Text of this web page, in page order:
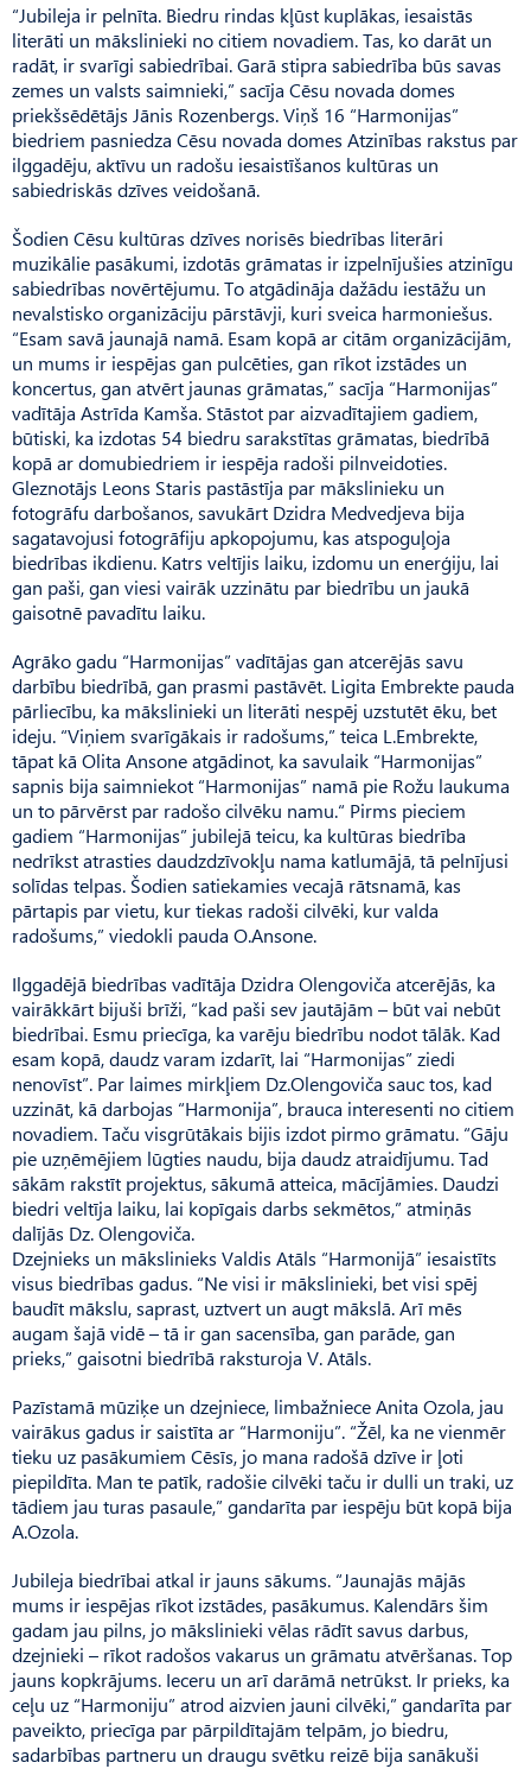
“Jubileja ir pelnīta. Biedru rindas kļūst kuplākas, iesaistās
literāti un mākslinieki no citiem novadiem. Tas, ko darāt un
radāt, ir svarīgi sabiedrībai. Garā stipra sabiedrība būs savas
zemes un valsts saimnieki,” sacīja Cēsu novada domes
priekšsēdētājs Jānis Rozenbergs. Viņš 16 “Harmo­nijas”
biedriem pasniedza Cēsu novada domes Atzinības rakstus par
ilggadēju, aktīvu un radošu iesaistīšanos kultūras un
sabiedriskās dzīves veidošanā.
Šodien Cēsu kultūras dzīves norisēs biedrības literāri
muzikālie pasākumi, izdotās grāmatas ir izpelnījušies atzinīgu
sabiedrības novērtējumu. To atgādināja dažādu iestāžu un
nevalstisko organizāciju pārstāvji, kuri sveica harmoniešus.
“Esam savā jaunajā namā. Esam kopā ar citām organizācijām,
un mums ir iespējas gan pulcēties, gan rīkot izstādes un
koncertus, gan atvērt jaunas grāmatas,” sacīja “Harmonijas”
vadītāja Astrīda Kamša. Stāstot par aizvadītajiem gadiem,
būtiski, ka izdotas 54 biedru sarakstītas grāmatas, biedrībā
kopā ar domubiedriem ir iespēja radoši pilnveidoties.
Gleznotājs Leons Staris pastāstīja par mākslinieku un
fotogrāfu darbošanos, savukārt Dzidra Medvedjeva bija
sagatavojusi fotogrāfiju apkopojumu, kas atspoguļoja
biedrības ikdienu. Katrs veltījis laiku, izdomu un enerģiju, lai
gan paši, gan viesi vairāk uzzinātu par biedrību un jaukā
gaisotnē pavadītu laiku.
Agrāko gadu “Harmonijas” vadītājas gan atcerējās savu
darbību biedrībā, gan prasmi pastāvēt. Ligita Embrekte pauda
pārliecību, ka mākslinieki un literāti nespēj uzstutēt ēku, bet
ideju. “Viņiem svarīgākais ir radošums,” teica L.Embrekte,
tāpat kā Olita Ansone atgādinot, ka savulaik “Harmonijas”
sapnis bija saimniekot “Harmonijas” namā pie Rožu laukuma
un to pārvērst par radošo cilvēku namu.“ Pirms pieciem
gadiem “Harmonijas” jubilejā teicu, ka kultūras biedrība
nedrīkst atrasties daudzdzīvokļu nama katlumājā, tā pelnījusi
solīdas telpas. Šodien satiekamies vecajā rātsnamā, kas
pārtapis par vietu, kur tiekas radoši cilvēki, kur valda
radošums,” viedokli pauda O.Ansone.
Ilggadējā biedrības vadītāja Dzidra Olengoviča atcerējās, ka
vairākkārt bijuši brīži, “kad paši sev jautājām – būt vai nebūt
biedrībai. Esmu priecīga, ka varēju biedrību nodot tālāk. Kad
esam kopā, daudz varam izdarīt, lai “Harmonijas” ziedi
nenovīst”. Par laimes mirkļiem Dz.Olengoviča sauc tos, kad
uzzināt, kā darbojas “Harmonija”, brauca interesenti no citiem
novadiem. Taču visgrūtākais bijis izdot pirmo grāmatu. “Gāju
pie uzņēmējiem lūgties naudu, bija daudz atraidījumu. Tad
sākām rakstīt projektus, sākumā atteica, mācījāmies. Daudzi
biedri veltīja laiku, lai kopīgais darbs sekmētos,” atmiņās
dalījās Dz. Olengoviča.
Dzejnieks un mākslinieks Valdis Atāls “Harmonijā” iesaistīts
visus biedrības gadus. “Ne visi ir mākslinieki, bet visi spēj
baudīt mākslu, saprast, uztvert un augt mākslā. Arī mēs
augam šajā vidē – tā ir gan sacensība, gan parāde, gan
prieks,” gaisotni biedrībā raksturoja V. Atāls.
Pazīstamā mūziķe un dzejniece, limbažniece Anita Ozola, jau
vairākus gadus ir saistīta ar “Har­moniju”. “Žēl, ka ne vienmēr
tieku uz pasākumiem Cēsīs, jo mana radošā dzīve ir ļoti
piepildīta. Man te patīk, radošie cilvēki taču ir dulli un traki, uz
tādiem jau turas pasaule,” gandarīta par iespēju būt kopā bija
A.Ozola.
Jubileja biedrībai atkal ir jauns sākums. “Jaunajās mājās
mums ir iespējas rīkot izstādes, pasākumus. Kalendārs šim
gadam jau pilns, jo mākslinieki vēlas rādīt savus darbus,
dzejnieki – rīkot radošos vakarus un grāmatu atvēršanas. Top
jauns kopkrājums. Ieceru un arī darāmā netrūkst. Ir prieks, ka
ceļu uz “Harmoniju” atrod aizvien jauni cilvēki,” gandarīta par
paveikto, priecīga par pārpildītajām telpām, jo biedru,
sadarbības partneru un draugu svētku reizē bija sanākuši